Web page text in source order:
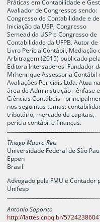
Práticas em Contabilidade e
Avaliador de Congressos sendo:
Congresso de Contabilidade e de
Iniciação da USP, Congresso
Semead da USP e Congresso de
Contabilidade da UFPB. Autor de
Livro Perícia Contábil, Mediação
Arbitragem (2015) publicado pela
Editora Intersaberes. Fundador
Mrhenrique Assessoria Contábil
Avaliações Periciais Ltda. Atua na
área de Administração - ênfase
Ciências Contábeis -
nos seguintes temas:
tributário, mercado de capitais,
perícia contábil e finanças.
Thiago Mauro Reis
Universidade Federal de São
Eppen
Brasil
Advogado pela FMU e Contador
Unifesp
Antonio Saporito
http://lattes.cnpq.br/